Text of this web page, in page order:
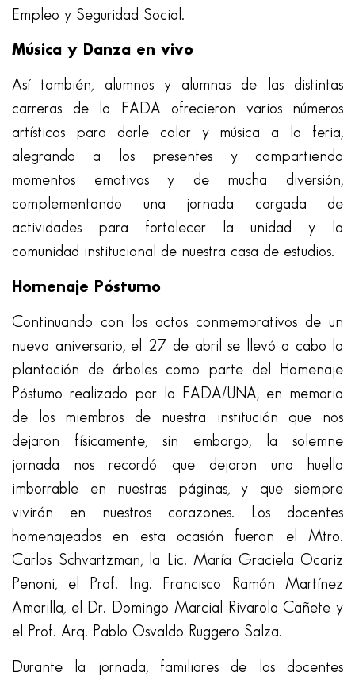
Empleo y Seguridad Social.
Música y Danza en vivo
Así también, alumnos y alumnas de las distintas
carreras de la FADA ofrecieron varios números
artísticos para darle color y música a la feria,
alegrando a los presentes y compartiendo
momentos emotivos y de mucha diversión,
complementando una jornada cargada de
actividades para fortalecer la unidad y la
comunidad institucional de nuestra casa de estudios.
Homenaje Póstumo
Continuando con los actos conmemorativos de un
nuevo aniversario, el 27 de abril se llevó a cabo la
plantación de árboles como parte del Homenaje
Póstumo realizado por la FADA/UNA, en memoria
de los miembros de nuestra institución que nos
dejaron físicamente, sin embargo, la solemne
jornada nos recordó que dejaron una huella
imborrable en nuestras páginas, y que siempre
vivirán en nuestros corazones. Los docentes
homenajeados en esta ocasión fueron el Mtro.
Carlos Schvartzman, la Lic. María Graciela Ocariz
Penoni, el Prof. Ing. Francisco Ramón Martínez
Amarilla, el Dr. Domingo Marcial Rivarola Cañete y
el Prof. Arq. Pablo Osvaldo Ruggero Salza.
Durante la jornada, familiares de los docentes